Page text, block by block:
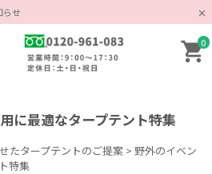
らせ
0
に最適なタープテント特集
たタープテントのご提案 > 野外のイベン
特集